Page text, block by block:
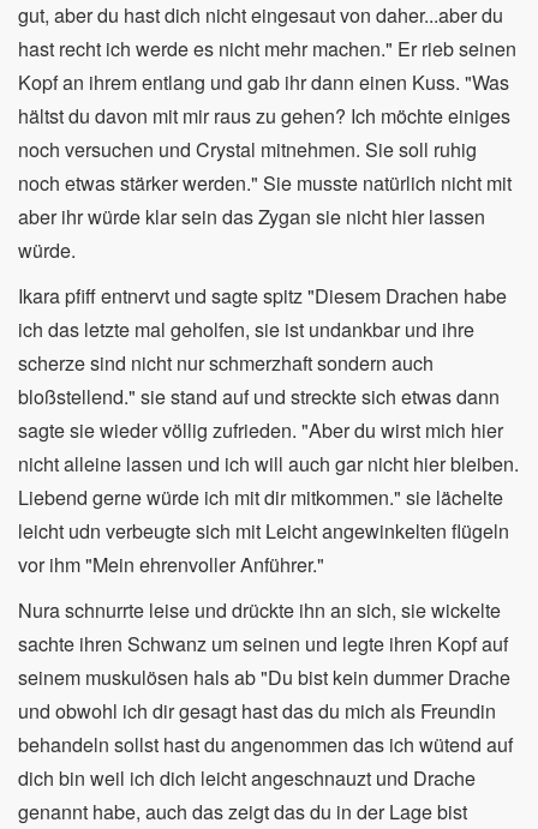
gut, aber du hast dich nicht eingesaut von daher...aber du
hast recht ich werde es nicht mehr machen." Er rieb seinen
Kopf an ihrem entlang und gab ihr dann einen Kuss. "Was
hältst du davon mit mir raus zu gehen? Ich möchte einiges
noch versuchen und Crystal mitnehmen. Sie soll ruhig
noch etwas stärker werden." Sie musste natürlich nicht mit
aber ihr würde klar sein das Zygan sie nicht hier lassen
würde.
Ikara pfiff entnervt und sagte spitz "Diesem Drachen habe
ich das letzte mal geholfen, sie ist undankbar und ihre
scherze sind nicht nur schmerzhaft sondern auch
bloßstellend." sie stand auf und streckte sich etwas dann
sagte sie wieder völlig zufrieden. "Aber du wirst mich hier
nicht alleine lassen und ich will auch gar nicht hier bleiben.
Liebend gerne würde ich mit dir mitkommen." sie lächelte
leicht udn verbeugte sich mit Leicht angewinkelten flügeln
vor ihm "Mein ehrenvoller Anführer."
Nura schnurrte leise und drückte ihn an sich, sie wickelte
sachte ihren Schwanz um seinen und legte ihren Kopf auf
seinem muskulösen hals ab "Du bist kein dummer Drache
und obwohl ich dir gesagt hast das du mich als Freundin
behandeln sollst hast du angenommen das ich wütend auf
dich bin weil ich dich leicht angeschnauzt und Drache
genannt habe, auch das zeigt das du in der Lage bist